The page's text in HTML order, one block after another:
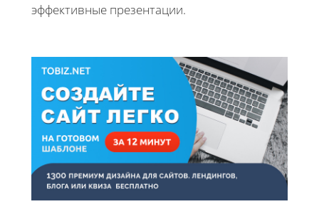
эффективные презентации.